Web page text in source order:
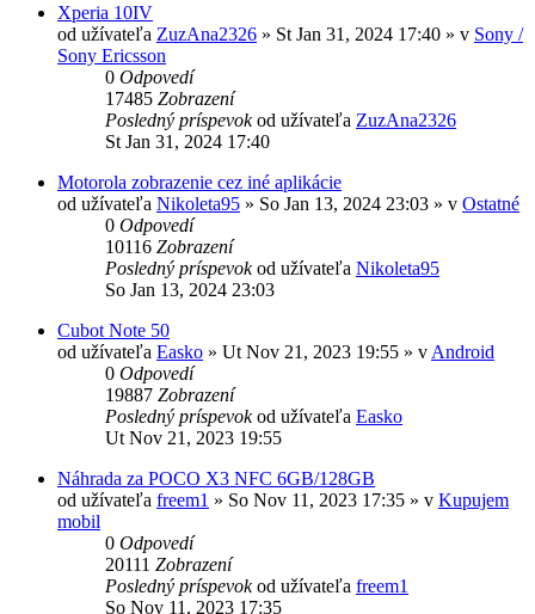
Xperia 10IV
od užívateľa ZuzAna2326 » St Jan 31, 2024 17:40 » v Sony /
Sony Ericsson
0 Odpovedí
17485 Zobrazení
Posledný príspevokod užívateľa ZuzAna2326
St Jan 31, 2024 17:40
Motorola zobrazenie cez iné aplikácie
od užívateľa Nikoleta95 » So Jan 13, 2024 23:03 » v Ostatné
0 Odpovedí
10116 Zobrazení
Posledný príspevokod užívateľa Nikoleta95
So Jan 13, 2024 23:03
Cubot Note 50
od užívateľa Easko » Ut Nov 21, 2023 19:55 » v Android
0 Odpovedí
19887 Zobrazení
Posledný príspevokod užívateľa Easko
Ut Nov 21, 2023 19:55
Náhrada za POCO X3 NFC 6GB/128GB
od užívateľa freem1 » So Nov 11, 2023 17:35 » v Kupujem
mobil
0 Odpovedí
20111 Zobrazení
Posledný príspevokod užívateľa freem1
So Nov 11, 2023 17:35